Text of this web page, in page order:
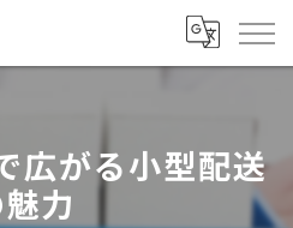
広がる小型配送
力